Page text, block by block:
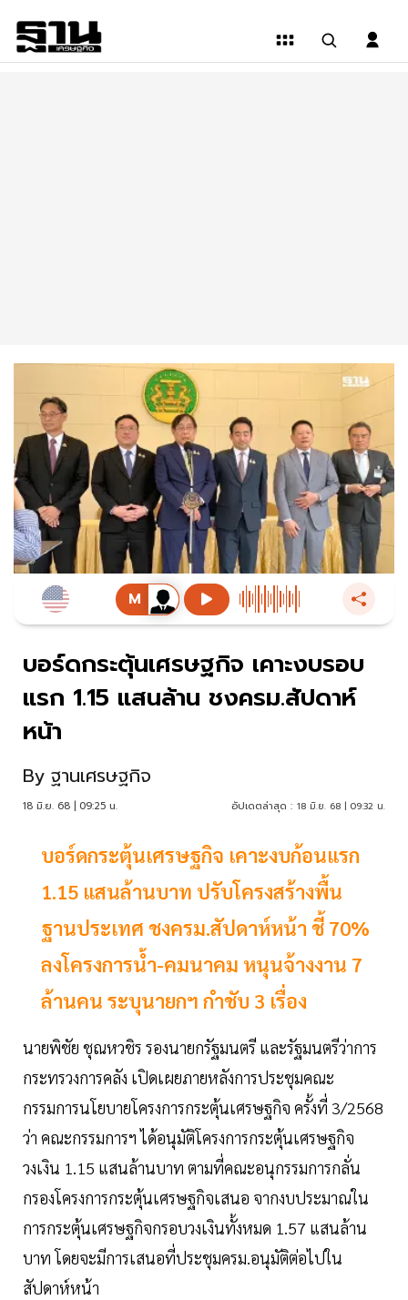
บอร์ดกระตุ้นเศรษฐกิจ เคาะงบรอบ
แรก 1.15 แสนล้าน ชงครม.สัปดาห์
หน้า
By ฐานเศรษฐกิจ
18 มิ.ย. 68 | 09:25 น. อัปเดตล่าสุด : 18 มิ.ย. 68 | 09:32 น.
บอร์ดกระตุ้นเศรษฐกิจ เคาะงบก้อนแรก
1.15 แสนล้านบาท ปรับโครงสร้างพื้น
ฐานประเทศ ชงครม.สัปดาห์หน้า ชี้ 70%
ลงโครงการน้ำ-คมนาคม หนุนจ้างงาน 7
ล้านคน ระบุนายกฯ กำชับ 3 เรื่อง
นายพิชัย ชุณหวชิร รองนายกรัฐมนตรี และรัฐมนตรีว่าการ
กระทรวงการคลัง เปิดเผยภายหลังการประชุมคณะ
กรรมการนโยบายโครงการกระตุ้นเศรษฐกิจ ครั้งที่ 3/2568
ว่า คณะกรรมการฯ ได้อนุมัติโครงการกระตุ้นเศรษฐกิจ
วงเงิน 1.15 แสนล้านบาท ตามที่คณะอนุกรรมการกลั่น
กรองโครงการกระตุ้นเศรษฐกิจเสนอ จากงบประมาณใน
การกระตุ้นเศรษฐกิจกรอบวงเงินทั้งหมด 1.57 แสนล้าน
บาท โดยจะมีการเสนอที่ประชุมครม.อนุมัติต่อไปใน
สัปดาห์หน้า